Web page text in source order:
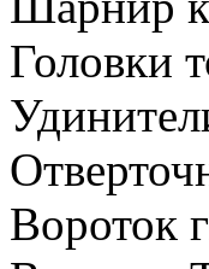
Головки
Вороток